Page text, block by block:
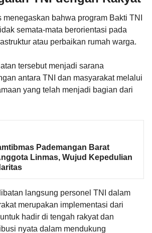
menegaskan bahwa program Bakti TNI
semata-mata berorientasi pada
atau perbaikan rumah warga.
tersebut menjadi sarana
antara TNI dan masyarakat melalui
yang telah menjadi bagian dari
Pademangan Barat
Linmas, Wujud Kepedulian
langsung personel TNI dalam
merupakan implementasi dari
hadir di tengah rakyat dan
nyata dalam mendukung